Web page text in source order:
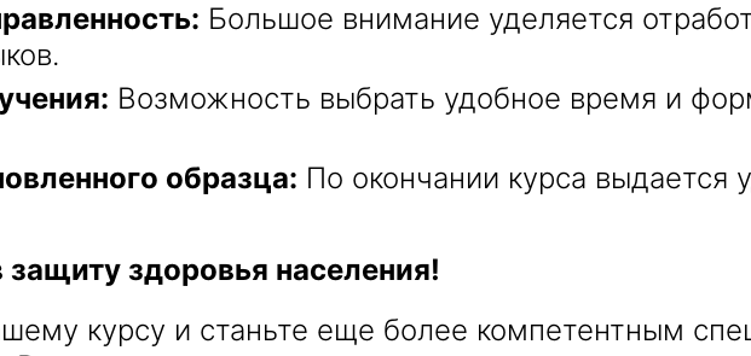
Большое внимание уделяется
Возможность выбрать удобное время и
образца: По окончании курса выдается
защиту здоровья населения!
курсу и станьте еще более компетентным